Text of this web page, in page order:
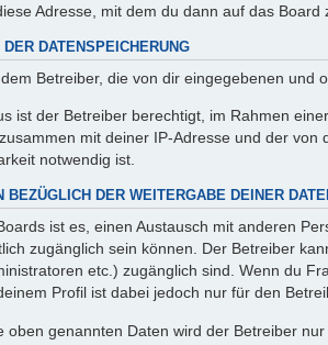
Adresse, mit dem du dann auf das Board
DER DATENSPEICHERUNG
Betreiber, die von dir eingegebenen und
ist der Betreiber berechtigt, im Rahmen
mit deiner IP-Adresse und der
notwendig ist.
BEZÜGLICH DER WEITERGABE DEINER
ist es, einen Austausch mit anderen
zugänglich sein können. Der Betreiber
etc.) zugänglich sind. Wenn du
Profil ist dabei jedoch nur für den
oben genannten Daten wird der Betreiber